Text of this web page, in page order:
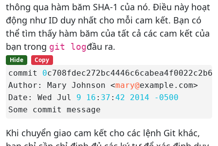
thông qua hàm băm SHA-1 của nó. Điều này hoạt
động như ID duy nhất cho mỗi cam kết. Bạn có
thể tìm thấy hàm băm của tất cả các cam kết của
bạn trong git logđầu ra.
Hide Copy
commit 0
Author: Mary Johnson <mary@example.com>
Date: Wed Jul 9 16 : 37 : 42 2014
-0500
Some commit message
Khi chuyển giao cam kết cho các lệnh Git khác,